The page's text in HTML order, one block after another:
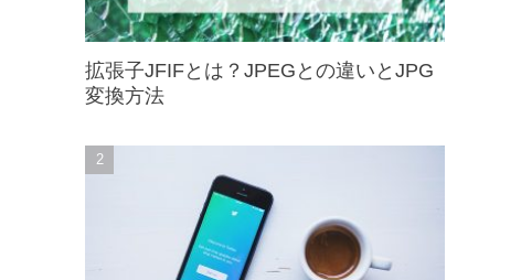
拡張子JFIFとは？JPEGとの違いとJPG
変換方法